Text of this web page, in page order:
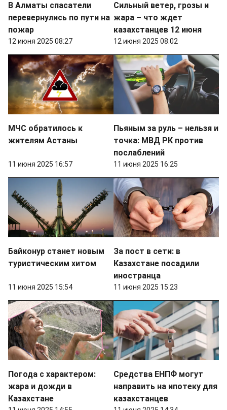
В Алматы спасатели
перевернулись по пути на
пожар
12 июня 2025 08:27
Сильный ветер, грозы и
жара – что ждет
казахстанцев 12 июня
12 июня 2025 08:02
МЧС обратилось к
жителям Астаны
11 июня 2025 16:57
Пьяным за руль – нельзя и
точка: МВД РК против
послаблений
11 июня 2025 16:25
Байконур станет новым
туристическим хитом
11 июня 2025 15:54
За пост в сети: в
Казахстане посадили
иностранца
11 июня 2025 15:23
Погода с характером:
жара и дожди в
Казахстане
Средства ЕНПФ могут
направить на ипотеку для
казахстанцев